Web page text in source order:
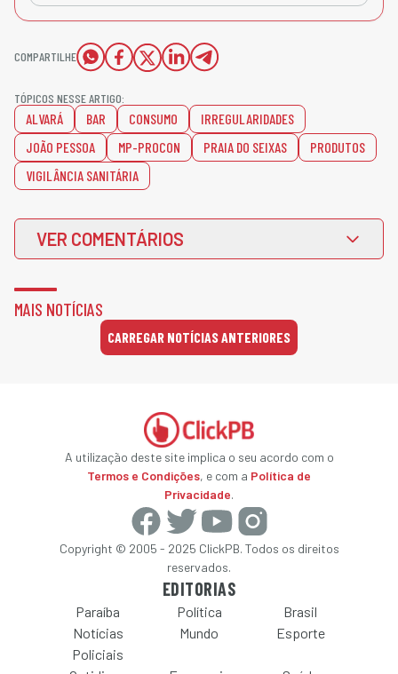
COMPARTILHE
TÓPICOS NESSE ARTIGO:
ALVARÁ BAR CONSUMO
IRREGULARIDADES
JOÃO PESSOA
MP-PROCON PRAIA DO SEIXAS
PRODUTOS
VIGILÂNCIA SANITÁRIA
VER COMENTÁRIOS
MAIS NOTÍCIAS
CARREGAR NOTÍCIAS ANTERIORES
A utilização deste site implica o seu acordo com o
Termos e Condições, e com a Política de
Privacidade.
Copyright © 2005 - 2025 ClickPB. Todos os direitos
reservados.
EDITORIAS
Paraíba Política
Brasil
Notícias
Policiais
Mundo Esporte